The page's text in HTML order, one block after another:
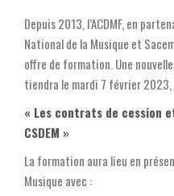
Depuis 2013, l’ACDMF, en
National de la Musique et
offre de formation. Une
tiendra le mardi 7 février 2023,
« Les contrats de cession
CSDEM »
La formation aura lieu en
Musique avec :